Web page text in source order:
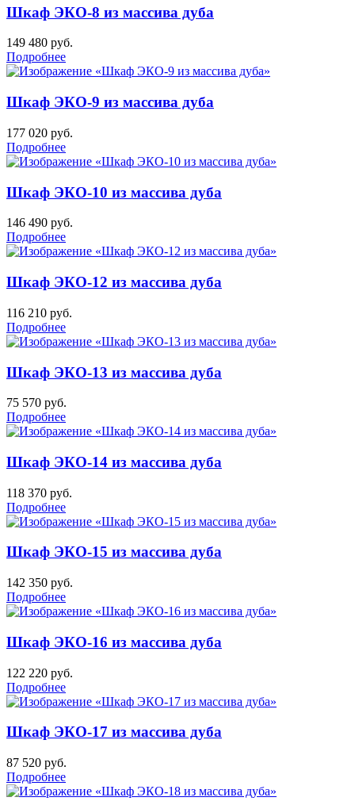
Шкаф ЭКО-8 из массива дуба
149 480 руб.
Подробнее
Шкаф ЭКО-9 из массива дуба
177 020 руб.
Подробнее
Шкаф ЭКО-10 из массива дуба
146 490 руб.
Подробнее
Шкаф ЭКО-12 из массива дуба
116 210 руб.
Подробнее
Шкаф ЭКО-13 из массива дуба
75 570 руб.
Подробнее
Шкаф ЭКО-14 из массива дуба
118 370 руб.
Подробнее
Шкаф ЭКО-15 из массива дуба
142 350 руб.
Подробнее
Шкаф ЭКО-16 из массива дуба
122 220 руб.
Подробнее
Шкаф ЭКО-17 из массива дуба
87 520 руб.
Подробнее